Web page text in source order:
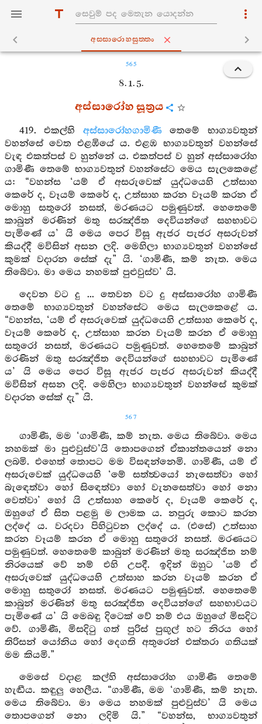
අස‍්සාරොහසුත‍්තං
565
8. 1. 5.
අස්සාරෝහ සූත්‍රය
419. එකල්හි අස්සාරෝහගාමිණී තෙමේ භාග්‍යවතුන්
වහන්සේ වෙත එළඹියේ ය. එළඹ භාග්‍යවතුන් වහන්සේ
වැඳ එකත්පස් ව හුන්නේ ය. එකත්පස් ව හුන් අස්සාරෝහ
ගාමිණී තෙමේ භාග්‍යවතුන් වහන්සේට මෙය සැලකෙළේ
ය: “වහන්ස ‘යම් ඒ අසරුවෙක් යුද්ධයෙහි උත්සාහ
කෙරේ ද, වෑයම් කෙරේ ද, උත්සාහ කරන වෑයම් කරන ඒ
මොහු සතුරෝ නසත්, මරණයට පමුණුවත්. හෙතෙමේ
කාබුන් මරණින් මතු සරඤ්ජිත දෙවියන්ගේ සහභාවට
පැමිණේ ය’ යි මෙය පෙර විසූ ඇජර පැජර අසරුවන්
කියද්දී මවිසින් අසන ලදි. මෙහිලා භාග්‍යවතුන් වහන්සේ
කුමක් වදාරන සේක් දැ” යි. ‘ගාමිණී, කම් නැත. මෙය
තිබේවා. මා මෙය නහමක් පුළුවුස්ව’ යි.
දෙවන වට දු ... තෙවන වට දු අස්සාරෝහ ගාමිණී
තෙමේ භාග්‍යවතුන් වහන්සේට මෙය සැලකෙළේ ය.
“වහන්ස, ‘යම් ඒ අසරුවෙක් යුද්ධයෙහි උත්සාහ කෙරේ ද,
වෑයම් කෙරේ ද, උත්සාහ කරන වෑයම් කරන ඒ මොහු
සතුරෝ නසත්, මරණයට පමුණුවත්. හෙතෙමේ කාබුන්
මරණින් මතු සරඤ්ජිත දෙවියන්ගේ සහභාවට පැමිණේ
ය’ යි මෙය පෙර විසූ ඇජර පැජර අසරුවන් කියද්දී
මවිසින් අසන ලදි. මෙහිලා භාග්‍යවතුන් වහන්සේ කුමක්
වදාරන සේක් දැ” යි.
567
ගාමිණී, මම ‘ගාමිණී, කම් නැත. මෙය තිබේවා. මෙය
නහමක් මා පුළුවුස්ව’යි තොපගෙන් ඒකාන්තයෙන් නො
ලබමි. එහෙත් තොපට මම විසඳන්නෙමි. ගාමිණී, යම් ඒ
අසරුවෙක් යුද්ධයෙහි ‘මේ සත්ත්‍වයෝ නැසෙත්වා හෝ
බැඳෙත්වා හෝ සිඳෙත්වා හෝ වැනසෙත්වා හෝ නො
වෙත්වා’ හෝ යි උත්සාහ කෙරේ ද, වෑයම් කෙරේ ද,
ඔහුගේ ඒ සිත පළමු ම ලාමක ය. නපුරු කොට කරන
ලද්දේ ය. වරදවා පිහිටුවන ලද්දේ ය. (එසේ) උත්සාහ
කරන වෑයම් කරන ඒ මොහු සතුරෝ නසත්. මරණයට
පමුණුවත්. හෙතෙමේ කාබුන් මරණින් මතු සරඤ්ජිත නම්
නිරයෙක් වේ නම් එහි උපදී. ඉදින් ඔහුට ‘යම් ඒ
අසරුවෙක් යුද්ධයෙහි උත්සාහ කරන වෑයම් කරන ඒ
මොහු සතුරෝ නසත්. මරණයට පමුණුවත්. හෙතෙමේ
කාබුන් මරණින් මතු සරඤ්ජිත දෙවියන්ගේ සහභාවයට
පැමිණේ ය’ යි මෙබඳු දිටෙක් වේ නම් එය ඔහුගේ මිසදිට
වේ. ගාමිණී, මිසදිටු ගත් පුරිස් පුඟුල් හට නිරය හෝ
තිරිසන් යෝනිය හෝ දෙගති අතුරෙන් එක්තරා ගතියක්
මම කියමි.”
මෙසේ වදාළ කල්හි අස්සාරෝහ ගාමිණී තෙමේ
හැඬීය. කඳුලු හෙලීය. “ගාමිණී, මම ‘ගාමිණී, කම් නැත.
මෙය තිබේවා. මා මෙය නහමක් පුළුවුස්ව’ යි මෙය
තොපගෙන් නො ලදිමි යි.” “වහන්ස, භාග්‍යවතුන්